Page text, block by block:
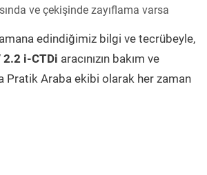
ve çekişinde zayıflama varsa
edindiğimiz bilgi ve tecrübeyle,
2.2 i-CTDi aracınızın bakım ve
Pratik Araba ekibi olarak her zaman